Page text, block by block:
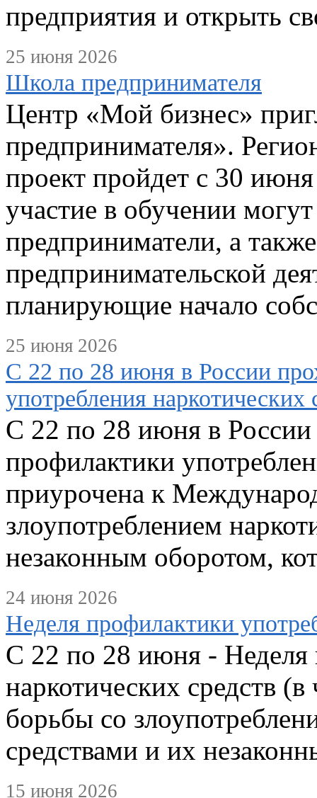
предприятия и открыть
25 июня 2026
Школа предпринимателя
Центр «Мой бизнес»
предпринимателя».
проект пройдет с 30
участие в обучении
предприниматели, а
предпринимательской
планирующие начало
25 июня 2026
С 22 по 28 июня в России
употребления наркотических
С 22 по 28 июня в России
профилактики
приурочена к
злоупотреблением
незаконным оборотом,
24 июня 2026
Неделя профилактики
С 22 по 28 июня - Неделя
наркотических средств
борьбы со
средствами и их
15 июня 2026